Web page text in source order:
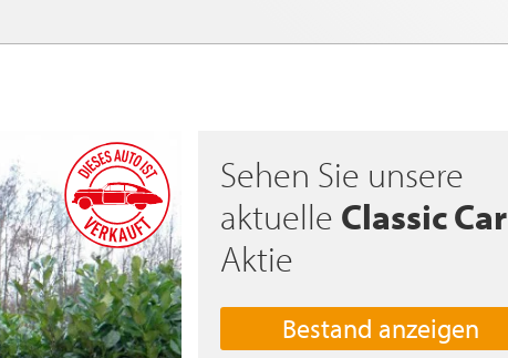
Sehen Sie unsere
aktuelle Classic Car
Aktie
Bestand anzeigen